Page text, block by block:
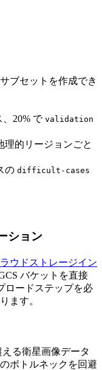
ブセットを作成でき
、20% で validation
理的リージョンごと
の difficult-cases
ション
ウドストレージイン
バケットを直接
ロードステップを必
ます。
る衛星画像データ
ボトルネックを回避